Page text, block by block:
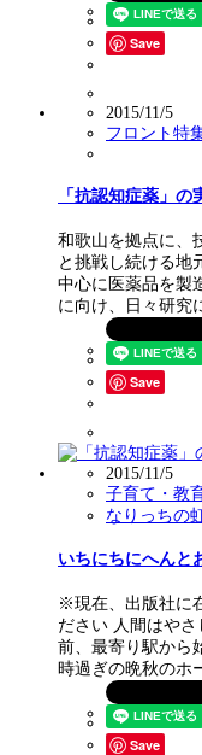
Save
2015/11/5
フロント特
「抗認知症薬」
和歌山を拠点に、
と挑戦し続ける地
中心に医薬品を製
に向け、日々研究
Save
2015/11/5
子育て・教
なりっちの
いちにちにへんと
※現在、出版社に
ださい 人間はや
前、最寄り駅から
時過ぎの晩秋のホ
Save